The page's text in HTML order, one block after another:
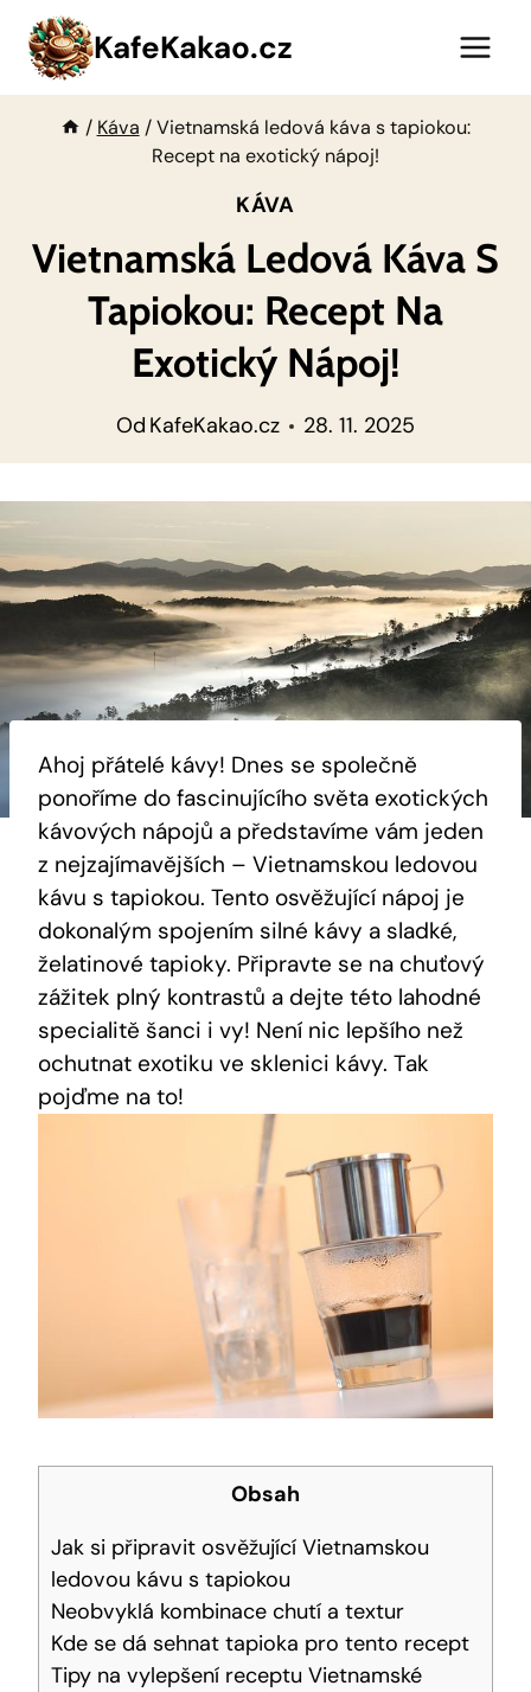
Přeskočit
obsah
KafeKakao.cz
/ Káva / Vietnamská ledová káva s tapiokou:
Recept na exotický nápoj!
KÁVA
Vietnamská Ledová Káva S
Tapiokou: Recept Na
Exotický Nápoj!
Od KafeKakao.cz 28. 11. 2025
Ahoj přátelé kávy! Dnes se společně
ponoříme do fascinujícího světa exotických
kávových nápojů a představíme vám jeden
z nejzajímavějších – Vietnamskou ledovou
kávu s tapiokou. Tento osvěžující nápoj je
dokonalým spojením silné kávy a sladké,
želatinové tapioky. Připravte se na chuťový
zážitek plný kontrastů a dejte této lahodné
specialitě šanci i vy! Není nic lepšího než
ochutnat exotiku ve sklenici kávy. Tak
pojďme na to!
Obsah
Jak si připravit osvěžující Vietnamskou
ledovou kávu s tapiokou
Neobvyklá kombinace chutí a textur
Kde se dá sehnat tapioka pro tento recept
Tipy na vylepšení receptu Vietnamské